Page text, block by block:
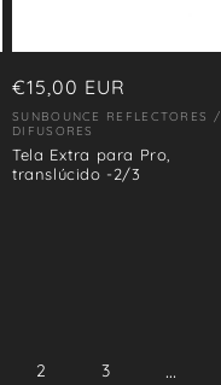
Precio
habitual
€15,00 EUR
Proveedor:
SUNBOUNCE REFLECTORES /
DIFUSORES
Tela Extra para Pro,
translúcido -2/3
2 3 …